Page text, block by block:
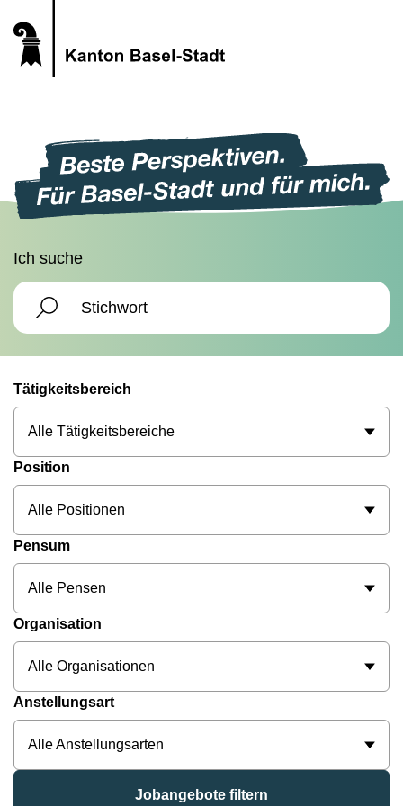
Ich suche
Tätigkeitsbereich
Alle Tätigkeitsbereiche
Position
Alle Positionen
Pensum
Alle Pensen
Organisation
Alle Organisationen
Anstellungsart
Alle Anstellungsarten
Jobangebote filtern